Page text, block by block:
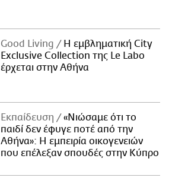
Good Living
Η εμβληματική City
Exclusive Collection της Le Labo
έρχεται στην Αθήνα
Εκπαίδευση
«Νιώσαμε ότι το
παιδί δεν έφυγε ποτέ από την
Αθήνα»: Η εμπειρία οικογενειών
που επέλεξαν σπουδές στην Κύπρο